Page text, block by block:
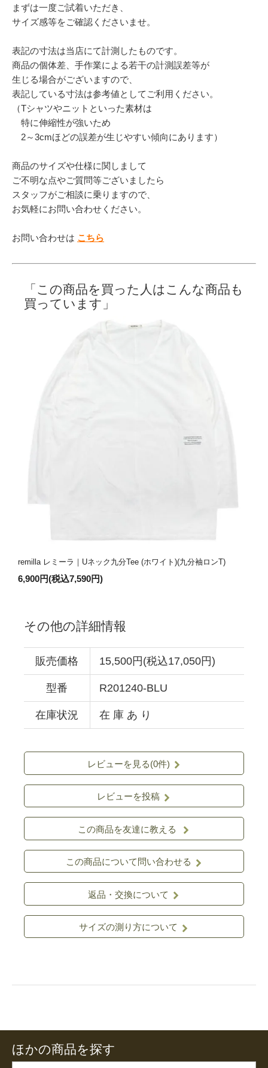
まずは一度ご試着いただき、
サイズ感等をご確認くださいませ。
表記の寸法は当店にて計測したものです。
商品の個体差、手作業による若干の計測誤差等が
生じる場合がございますので、
表記している寸法は参考値としてご利用ください。
（Tシャツやニットといった素材は
特に伸縮性が強いため
2～3cmほどの誤差が生じやすい傾向にあります）
商品のサイズや仕様に関しまして
ご不明な点やご質問等ございましたら
スタッフがご相談に乗りますので、
お気軽にお問い合わせください。
お問い合わせは こちら
「この商品を買った人はこんな商品も
買っています」
remilla レミーラ｜Uネック九分Tee (ホワイト)(九分袖ロンT)
6,900円(税込7,590円)
その他の詳細情報
販売価格 15,500円(税込17,050円)
型番 R201240-BLU
在庫状況 在 庫 あ り
レビューを見る(0件)
レビューを投稿
この商品を友達に教える
この商品について問い合わせる
返品・交換について
サイズの測り方について
ほかの商品を探す